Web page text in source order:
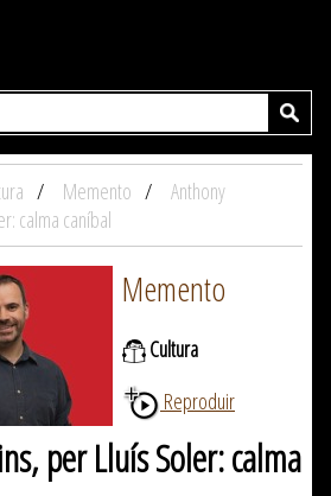
Memento
Anthony
calma caníbal
Memento
Cultura
Reproduir
per Lluís Soler: calma